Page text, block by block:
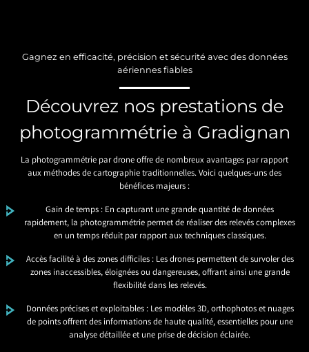
Gagnez en efficacité, précision et sécurité avec des données
aériennes fiables
Découvrez nos prestations de
photogrammétrie à Gradignan
La photogrammétrie par drone offre de nombreux avantages par rapport
aux méthodes de cartographie traditionnelles. Voici quelques-uns des
bénéfices majeurs :
Gain de temps : En capturant une grande quantité de données
rapidement, la photogrammétrie permet de réaliser des relevés complexes
en un temps réduit par rapport aux techniques classiques.
Accès facilité à des zones difficiles : Les drones permettent de survoler des
zones inaccessibles, éloignées ou dangereuses, offrant ainsi une grande
flexibilité dans les relevés.
Données précises et exploitables : Les modèles 3D, orthophotos et nuages
de points offrent des informations de haute qualité, essentielles pour une
analyse détaillée et une prise de décision éclairée.